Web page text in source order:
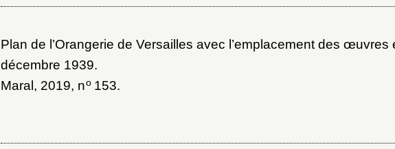
Plan de l’Orangerie de Versailles avec l’emplacement des œuvres
décembre 1939.
Maral, 2019, no153.